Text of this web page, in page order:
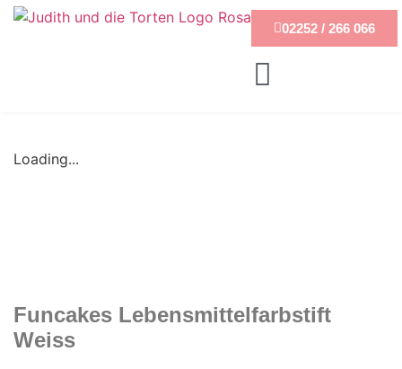
02252 / 266 066
Loading...
Funcakes Lebensmittelfarbstift
Weiss